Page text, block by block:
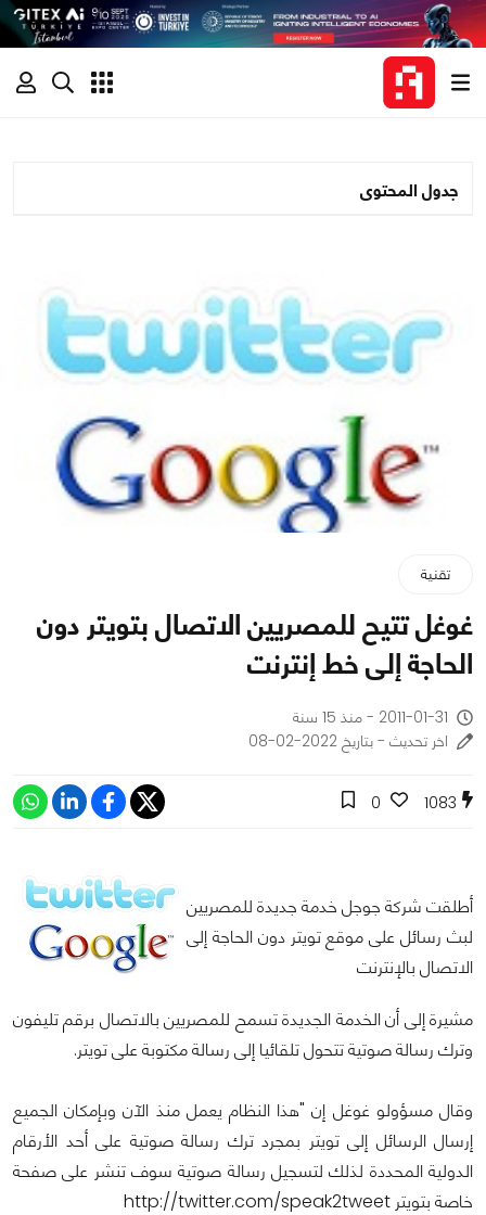
جدول المحتوى
تقنية
غوغل تتيح للمصريين الاتصال بتويتر دون
الحاجة إلى خط إنترنت
2011-01-31 - منذ 15 سنة
اخر تحديث - بتاريخ 2022-02-08
1083
0
أطلقت شركة جوجل خدمة جديدة للمصريين
لبث رسائل على موقع تويتر دون الحاجة إلى
الاتصال بالإنترنت
مشيرة إلى أن الخدمة الجديدة تسمح للمصريين بالاتصال برقم تليفون
وترك رسالة صوتية تتحول تلقائيا إلى رسالة مكتوبة على تويتر.
وقال مسؤولو غوغل إن "هذا النظام يعمل منذ الآن وبإمكان الجميع
إرسال الرسائل إلى تويتر بمجرد ترك رسالة صوتية على أحد الأرقام
الدولية المحددة لذلك لتسجيل رسالة صوتية سوف تنشر على صفحة
خاصة بتويتر http://twitter.com/speak2tweet